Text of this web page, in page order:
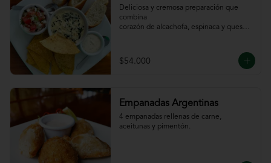
Deliciosa y cremosa preparación que
combina
corazón de alcachofa, espinaca y queso,
pan
de la casa
$54.000
Empanadas Argentinas
4 empanadas rellenas de carne,
aceitunas y pimentón.